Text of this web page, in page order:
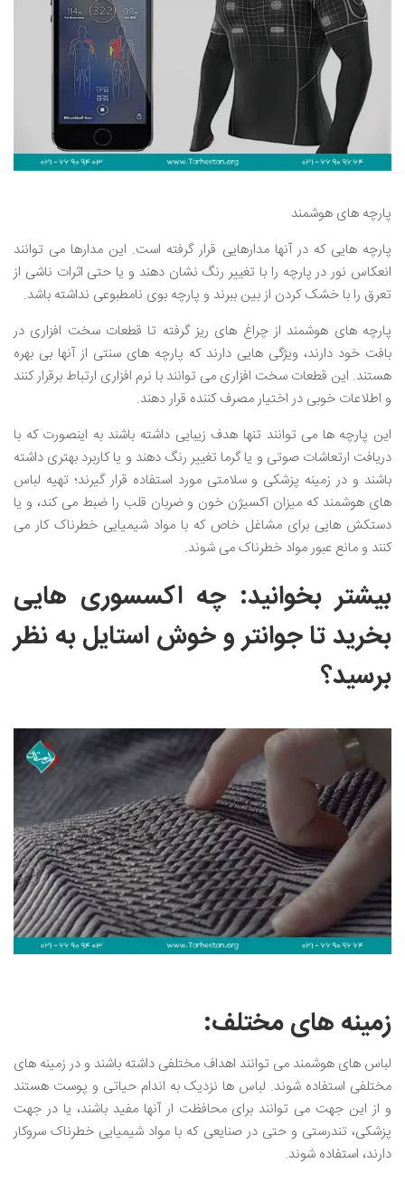
پارچه های هوشمند
پارچه هایی که در آنها مدارهایی قرار گرفته است. این مدارها می توانند
انعکاس نور در پارچه را با تغییر رنگ نشان دهند و یا حتی اثرات ناشی از
تعرق را با خشک کردن از بین ببرند و پارچه بوی نامطبوعی نداشته باشد.
پارچه های هوشمند از چراغ های ریز گرفته تا قطعات سخت افزاری در
بافت خود دارند، ویژگی هایی دارند که پارچه های سنتی از آنها بی بهره
هستند. این قطعات سخت افزاری می توانند با نرم افزاری ارتباط برقرار کنند
و اطلاعات خوبی در اختیار مصرف کننده قرار دهند.
این پارچه ها می توانند تنها هدف زیبایی داشته باشند به اینصورت که با
دریافت ارتعاشات صوتی و یا گرما تغییر رنگ دهند و یا کاربرد بهتری داشته
باشند و در زمینه پزشکی و سلامتی مورد استفاده قرار گیرند؛ تهیه لباس
های هوشمند که میزان اکسیژن خون و ضربان قلب را ضبط می کند، و یا
دستکش هایی برای مشاغل خاص که با مواد شیمیایی خطرناک کار می
کنند و مانع عبور مواد خطرناک می شوند.
بیشتر بخوانید: چه اکسسوری هایی
بخرید تا جوانتر و خوش استایل به نظر
برسید؟
زمینه های مختلف:
لباس های هوشمند می توانند اهداف مختلفی داشته باشند و در زمینه های
مختلفی استفاده شوند. لباس ها نزدیک به اندام حیاتی و پوست هستند
و از این جهت می توانند برای محافظت ار آنها مفید باشند، یا در جهت
پزشکی، تندرستی و حتی در صنایعی که با مواد شیمیایی خطرناک سروکار
دارند، استفاده شوند.